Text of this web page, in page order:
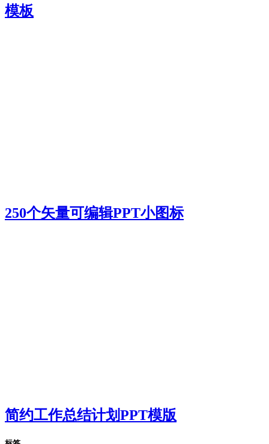
模板
250个矢量可编辑PPT小图标
简约工作总结计划PPT模版